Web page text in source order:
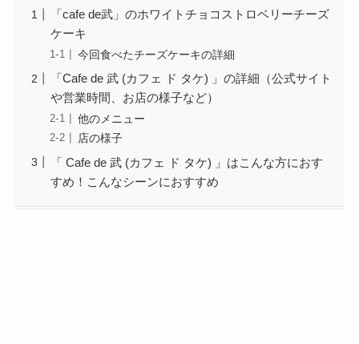
「cafe de武」のホワイトチョコストロベリーチーズ
ケーキ
今回食べたチーズケーキの詳細
「Cafe de 武 (カフェ ド タケ) 」の詳細（公式サイト
や営業時間、お店の様子など）
他のメニュー
店の様子
「 Cafe de 武 (カフェ ド タケ) 」はこんな方におす
すめ！こんなシーンにおすすめ